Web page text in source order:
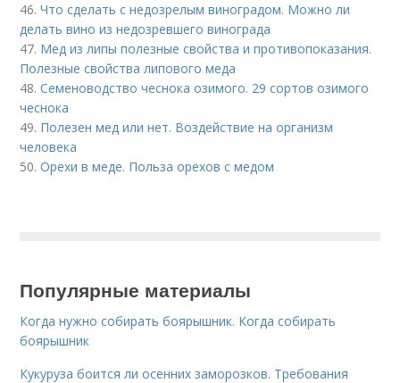
46.Что сделать с недозрелым виноградом. Можно ли
делать вино из недозревшего винограда
47. Мед из липы полезные свойства и противопоказания.
Полезные свойства липового меда
48.Семеноводство чеснока озимого. 29 сортов озимого
чеснока
49. Полезен мед или нет. Воздействие на организм
человека
50.Орехи в меде. Польза орехов с медом
Популярные материалы
Когда нужно собирать боярышник. Когда собирать
боярышник
Кукуруза боится ли осенних заморозков. Требования